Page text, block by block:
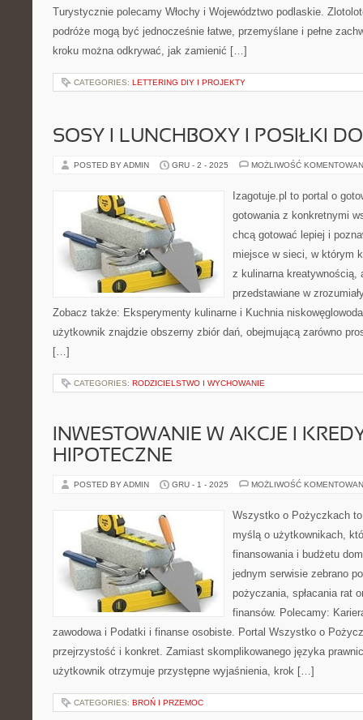
Turystycznie polecamy Włochy i Województwo podlaskie.
podróże mogą być jednocześnie łatwe, przemyślane i pełne
kroku można odkrywać, jak zamienić […]
CATEGORIES: LETTERING DIY I PROJEKTY
SOSY I LUNCHBOXY I POSIŁKI
POSTED BY ADMIN GRU - 2 - 2025 MOŻLIWOŚĆ
Izagotuje.pl to portal o
gotowania z konkretnymi
chcą gotować lepiej i
miejsce w sieci, w którym
z kulinarna kreatywnością,
przedstawiane w
Zobacz także: Eksperymenty kulinarne i Kuchnia
użytkownik znajdzie obszerny zbiór dań, obejmującą zarówno
[…]
CATEGORIES: RODZICIELSTWO I WYCHOWANIE
INWESTOWANIE W AKCJE I
HIPOTECZNE
POSTED BY ADMIN GRU - 1 - 2025 MOŻLIWOŚĆ
Wszystko o Pożyczkach
myślą o użytkownikach,
finansowania i budżetu
jednym serwisie zebrano
pożyczania, spłacania rat
finansów. Polecamy:
zawodowa i Podatki i finanse osobiste. Portal Wszystko o
przejrzystość i konkret. Zamiast skomplikowanego języka
użytkownik otrzymuje przystępne wyjaśnienia, krok […]
CATEGORIES: BROŃ I PRZEMOC